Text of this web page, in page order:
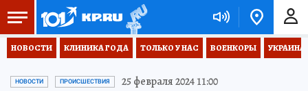
НОВОСТИ КЛИНИКА ГОДА ТОЛЬКО У НАС ВОЕНКОРЫ
НОВОСТИ ПРОИСШЕСТВИЯ 25 февраля 2024 11:00